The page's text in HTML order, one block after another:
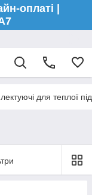
оплаті |
для теплої